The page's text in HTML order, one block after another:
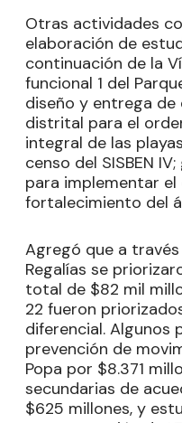
Otras actividades
elaboración de
continuación de la
funcional 1 del
diseño y entrega
distrital para el
integral de las
censo del SISBEN
para implementar
fortalecimiento del
Agregó que a
Regalías se
total de $82 mil
22 fueron
diferencial. Algunos
prevención de
Popa por $8.371
secundarias de
$625 millones, y